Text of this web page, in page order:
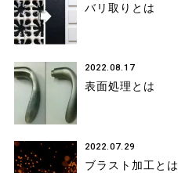
バリ取りとは
2022.08.17
表面処理とは
2022.07.29
ブラスト加工とは